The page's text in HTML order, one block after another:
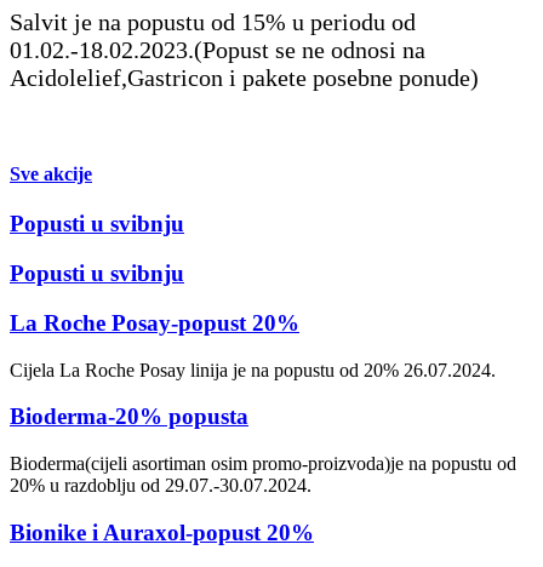
Salvit je na popustu od 15% u periodu od
01.02.-18.02.2023.(Popust se ne odnosi na
Acidolelief,Gastricon i pakete posebne ponude)
Sve akcije
Popusti u svibnju
Popusti u svibnju
La Roche Posay-popust 20%
Cijela La Roche Posay linija je na popustu od 20% 26.07.2024.
Bioderma-20% popusta
Bioderma(cijeli asortiman osim promo-proizvoda)je na popustu od
20% u razdoblju od 29.07.-30.07.2024.
Bionike i Auraxol-popust 20%